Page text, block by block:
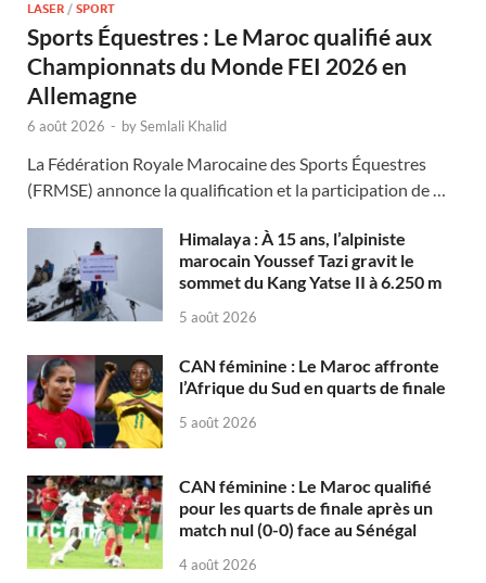
LASER / SPORT
Sports Équestres : Le Maroc qualifié aux
Championnats du Monde FEI 2026 en
Allemagne
6 août 2026 - bySemlali Khalid
La Fédération Royale Marocaine des Sports Équestres
(FRMSE) annonce la qualification et la participation de …
Himalaya : À 15 ans, l’alpiniste
marocain Youssef Tazi gravit le
sommet du Kang Yatse II à 6.250 m
5 août 2026
CAN féminine : Le Maroc affronte
l’Afrique du Sud en quarts de finale
5 août 2026
CAN féminine : Le Maroc qualifié
pour les quarts de finale après un
match nul (0-0) face au Sénégal
4 août 2026